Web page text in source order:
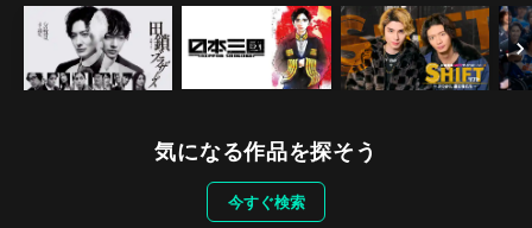
気になる作品を探そう
今すぐ検索